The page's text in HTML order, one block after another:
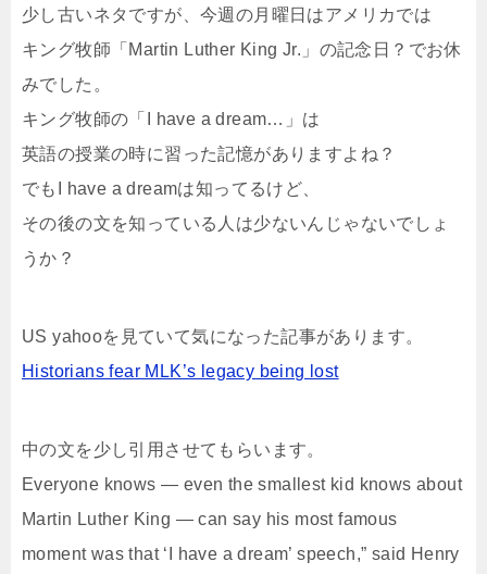
少し古いネタですが、今週の月曜日はアメリカでは
キング牧師「Martin Luther King Jr.」の記念日？でお休
みでした。
キング牧師の「I have a dream…」は
英語の授業の時に習った記憶がありますよね？
でもI have a dreamは知ってるけど、
その後の文を知っている人は少ないんじゃないでしょ
うか？
US yahooを見ていて気になった記事があります。
Historians fear MLK’s legacy being lost
中の文を少し引用させてもらいます。
Everyone knows — even the smallest kid knows about
Martin Luther King — can say his most famous
moment was that ‘I have a dream’ speech,” said Henry